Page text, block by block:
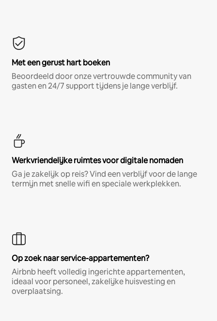
Met een gerust hart boeken
Beoordeeld door onze vertrouwde community van
gasten en 24/7 support tijdens je lange verblijf.
Werkvriendelijke ruimtes voor digitale nomaden
Ga je zakelijk op reis? Vind een verblijf voor de lange
termijn met snelle wifi en speciale werkplekken.
Op zoek naar service-appartementen?
Airbnb heeft volledig ingerichte appartementen,
ideaal voor personeel, zakelijke huisvesting en
overplaatsing.